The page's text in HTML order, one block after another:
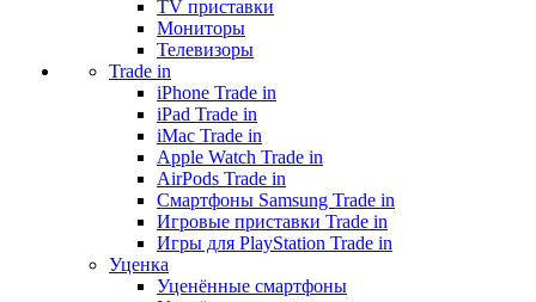
TV приставки
Мониторы
Телевизоры
Trade in
iPhone Trade in
iPad Trade in
iMac Trade in
Apple Watch Trade in
AirPods Trade in
Смартфоны Samsung Trade in
Игровые приставки Trade in
Игры для PlayStation Trade in
Уценка
Уценённые смартфоны